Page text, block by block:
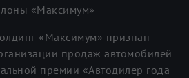
«Максимум»
«Максимум» признан
продаж автомобилей
премии «Автодилер года